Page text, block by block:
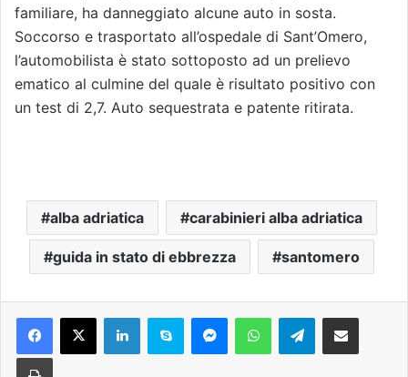
familiare, ha danneggiato alcune auto in sosta.
Soccorso e trasportato all’ospedale di Sant’Omero,
l’automobilista è stato sottoposto ad un prelievo
ematico al culmine del quale è risultato positivo con
un test di 2,7. Auto sequestrata e patente ritirata.
alba adriatica carabinieri alba adriatica
guida in stato di ebbrezza santomero
Telegram